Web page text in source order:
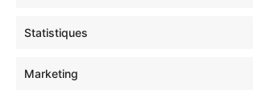
Statistiques
Marketing